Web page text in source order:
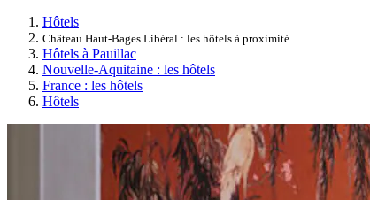
Hôtels
Château Haut-Bages Libéral : les hôtels à proximité
Hôtels à Pauillac
Nouvelle-Aquitaine : les hôtels
France : les hôtels
Hôtels